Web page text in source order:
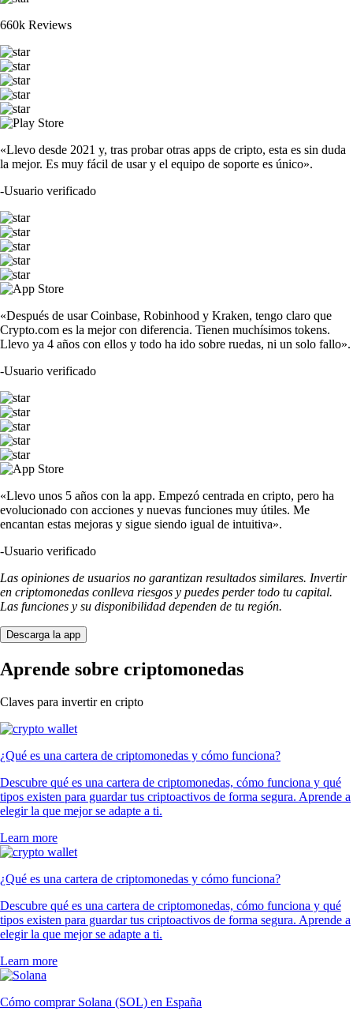
660k Reviews
«Llevo desde 2021 y, tras probar otras apps de cripto, esta es sin duda
la mejor. Es muy fácil de usar y el equipo de soporte es único».
-Usuario verificado
«Después de usar Coinbase, Robinhood y Kraken, tengo claro que
Crypto.com es la mejor con diferencia. Tienen muchísimos tokens.
Llevo ya 4 años con ellos y todo ha ido sobre ruedas, ni un solo fallo».
-Usuario verificado
«Llevo unos 5 años con la app. Empezó centrada en cripto, pero ha
evolucionado con acciones y nuevas funciones muy útiles. Me
encantan estas mejoras y sigue siendo igual de intuitiva».
-Usuario verificado
Las opiniones de usuarios no garantizan resultados similares. Invertir
en criptomonedas conlleva riesgos y puedes perder todo tu capital.
Las funciones y su disponibilidad dependen de tu región.
Descarga la app
Aprende sobre criptomonedas
Claves para invertir en cripto
¿Qué es una cartera de criptomonedas y cómo funciona?
Descubre qué es una cartera de criptomonedas, cómo funciona y qué
tipos existen para guardar tus criptoactivos de forma segura. Aprende a
elegir la que mejor se adapte a ti.
Learn more
¿Qué es una cartera de criptomonedas y cómo funciona?
Descubre qué es una cartera de criptomonedas, cómo funciona y qué
tipos existen para guardar tus criptoactivos de forma segura. Aprende a
elegir la que mejor se adapte a ti.
Learn more
Cómo comprar Solana (SOL) en España